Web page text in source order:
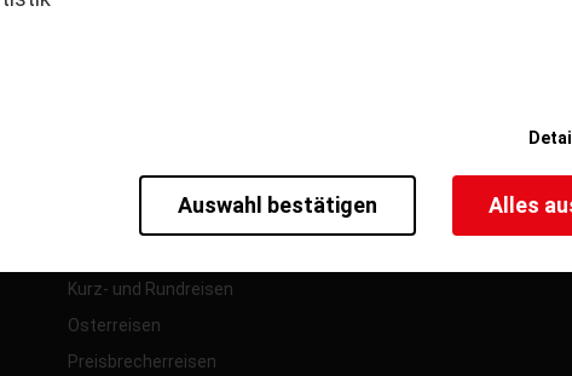
Flusskreuzfahrten
Kurz- und Rundreisen
Osterreisen
Preisbrecherreisen
für den Veranstalter
4.26
von 5.00
Weiterempfehlung
unbedingt notwendig und ermöglichen beispielsweise
Art von Cookies ebenfalls erkennen, ob Sie in Ihrem Profil
zu verbessern, erfassen wir anonymisierte Daten für Statistiken und
Auswahl bestätigen Alles